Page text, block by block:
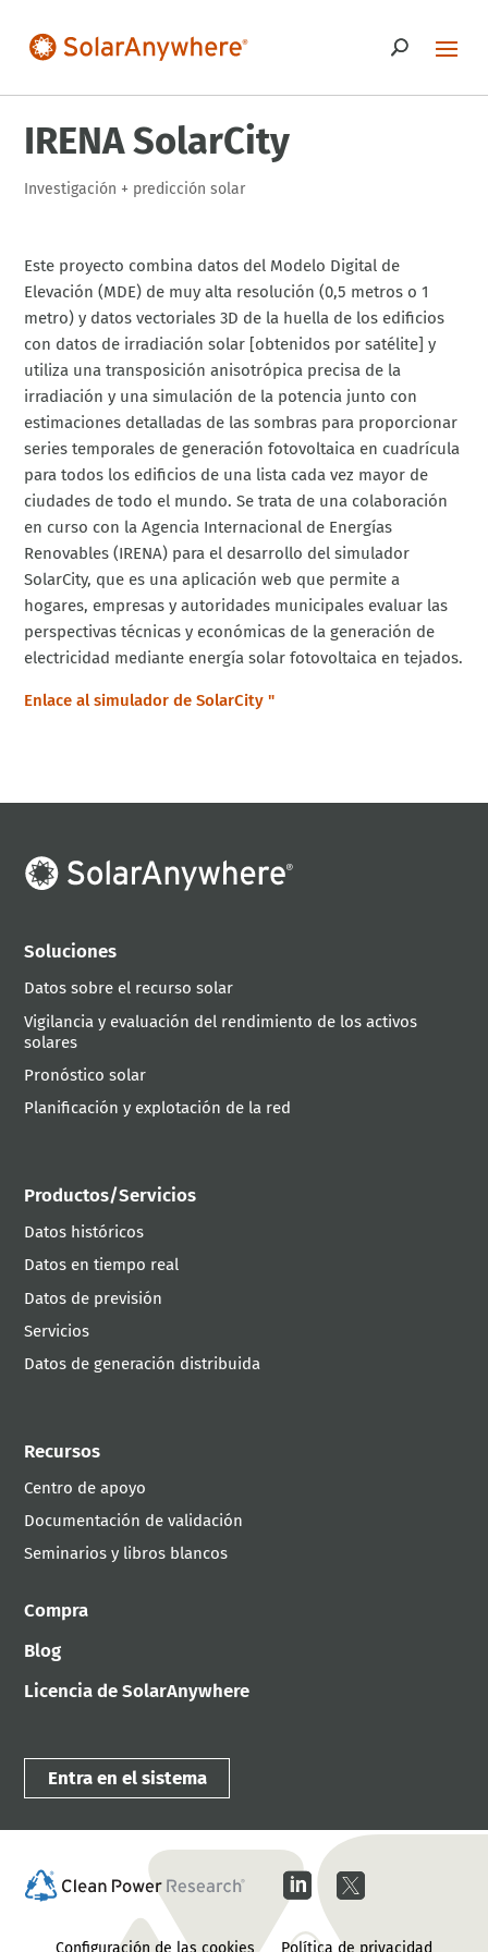
IRENA SolarCity
Investigación + predicción solar
Este proyecto combina datos del Modelo Digital de
Elevación (MDE) de muy alta resolución (0,5 metros o 1
metro) y datos vectoriales 3D de la huella de los edificios
con datos de irradiación solar [obtenidos por satélite] y
utiliza una transposición anisotrópica precisa de la
irradiación y una simulación de la potencia junto con
estimaciones detalladas de las sombras para proporcionar
series temporales de generación fotovoltaica en cuadrícula
para todos los edificios de una lista cada vez mayor de
ciudades de todo el mundo. Se trata de una colaboración
en curso con la Agencia Internacional de Energías
Renovables (IRENA) para el desarrollo del simulador
SolarCity, que es una aplicación web que permite a
hogares, empresas y autoridades municipales evaluar las
perspectivas técnicas y económicas de la generación de
electricidad mediante energía solar fotovoltaica en tejados.
Enlace al simulador de SolarCity "
Soluciones
Datos sobre el recurso solar
Vigilancia y evaluación del rendimiento de los activos
solares
Pronóstico solar
Planificación y explotación de la red
Productos/Servicios
Datos históricos
Datos en tiempo real
Datos de previsión
Servicios
Datos de generación distribuida
Recursos
Centro de apoyo
Documentación de validación
Seminarios y libros blancos
Compra
Blog
Licencia de SolarAnywhere
Entra en el sistema
Configuración de las cookies Política de privacidad